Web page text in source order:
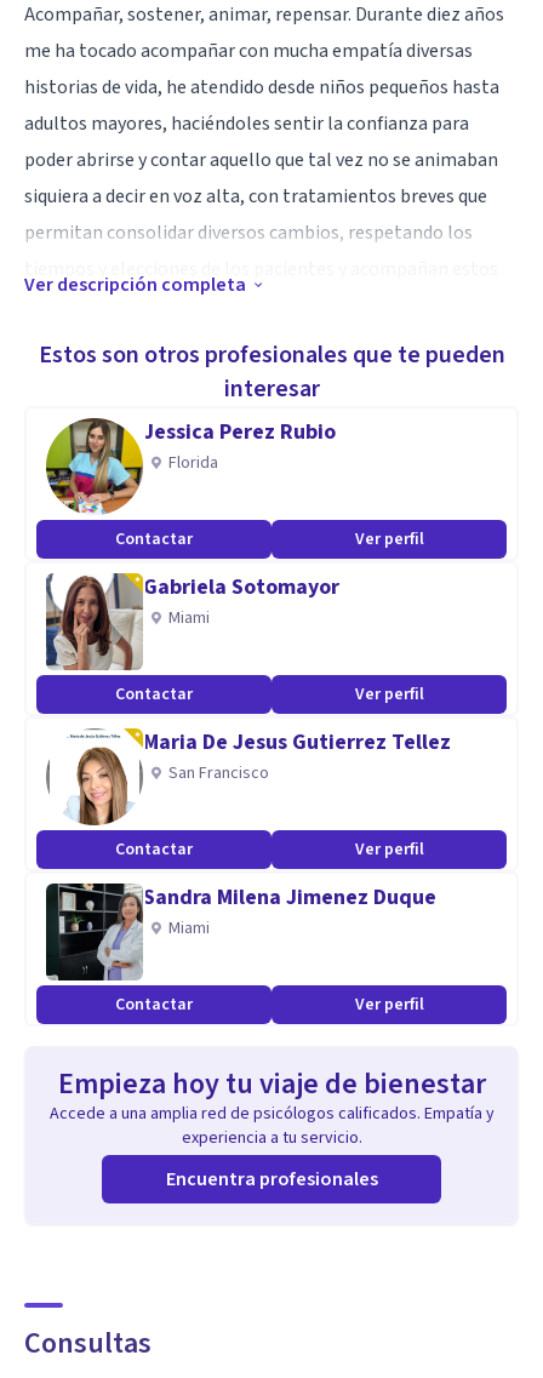
Acompañar, sostener, animar, repensar. Durante diez años
me ha tocado acompañar con mucha empatía diversas
historias de vida, he atendido desde niños pequeños hasta
adultos mayores, haciéndoles sentir la confianza para
poder abrirse y contar aquello que tal vez no se animaban
siquiera a decir en voz alta, con tratamientos breves que
permitan consolidar diversos cambios, respetando los
atención prioriza el encuentro, la escucha y el intercambio,
en un diálogo que permita el crecimiento personal y la
posibilidad de ver nuevas perspectivas.
Especialidad
Licenciada en Psicología, graduada con diploma de honor.
Especialista en Logoterapia.
Docente de nivel secundario y terciario.
Aptitudes
Escucha atenta
Diálogo e intercambio
Respeto
Dinamismo
Ver descripción completa
Estos son otros profesionales que te pueden
interesar
Jessica Perez Rubio
Florida
Contactar Ver perfil
Gabriela Sotomayor
Miami
Contactar Ver perfil
Maria De Jesus Gutierrez Tellez
San Francisco
Contactar Ver perfil
Sandra Milena Jimenez Duque
Miami
Contactar Ver perfil
Empieza hoy tu viaje de bienestar
Accede a una amplia red de psicólogos calificados. Empatía y
experiencia a tu servicio.
Encuentra profesionales
Consultas